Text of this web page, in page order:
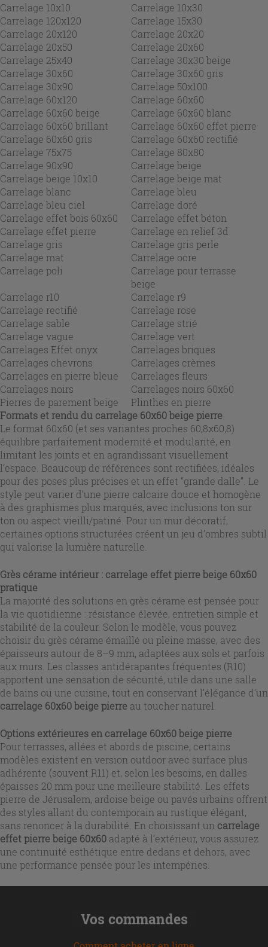
Carrelage 10x10
Carrelage 10x30
Carrelage 120x120
Carrelage 15x30
Carrelage 20x120
Carrelage 20x20
Carrelage 20x50
Carrelage 20x60
Carrelage 25x40
Carrelage 30x30 beige
Carrelage 30x60
Carrelage 30x60 gris
Carrelage 30x90
Carrelage 50x100
Carrelage 60x120
Carrelage 60x60
Carrelage 60x60 beige
Carrelage 60x60 blanc
Carrelage 60x60 brillant
Carrelage 60x60 effet pierre
Carrelage 60x60 gris
Carrelage 60x60 rectifié
Carrelage 75x75
Carrelage 80x80
Carrelage 90x90
Carrelage beige
Carrelage beige 10x10
Carrelage beige mat
Carrelage blanc
Carrelage bleu
Carrelage bleu ciel
Carrelage doré
Carrelage effet bois 60x60
Carrelage effet béton
Carrelage effet pierre
Carrelage en relief 3d
Carrelage gris
Carrelage gris perle
Carrelage mat
Carrelage ocre
Carrelage poli
Carrelage pour terrasse
beige
Carrelage r10
Carrelage r9
Carrelage rectifié
Carrelage rose
Carrelage sable
Carrelage strié
Carrelage vague
Carrelage vert
Carrelages Effet onyx
Carrelages briques
Carrelages chevrons
Carrelages crèmes
Carrelages en pierre bleue
Carrelages fleurs
Carrelages noirs
Carrelages noirs 60x60
Pierres de parement beige
Plinthes en pierre
Formats et rendu du carrelage 60x60 beige pierre
Le format 60x60 (et ses variantes proches 60,8x60,8)
équilibre parfaitement modernité et modularité, en
limitant les joints et en agrandissant visuellement
l’espace. Beaucoup de références sont rectifiées, idéales
pour des poses plus précises et un effet “grande dalle”. Le
style peut varier d’une pierre calcaire douce et homogène
à des graphismes plus marqués, avec inclusions ton sur
ton ou aspect vieilli/patiné. Pour un mur décoratif,
certaines options structurées créent un jeu d’ombres subtil
qui valorise la lumière naturelle.
Grès cérame intérieur : carrelage effet pierre beige 60x60
pratique
La majorité des solutions en grès cérame est pensée pour
la vie quotidienne : résistance élevée, entretien simple et
stabilité de la couleur. Selon le modèle, vous pouvez
choisir du grès cérame émaillé ou pleine masse, avec des
épaisseurs autour de 8–9 mm, adaptées aux sols et parfois
aux murs. Les classes antidérapantes fréquentes (R10)
apportent une sensation de sécurité, utile dans une salle
de bains ou une cuisine, tout en conservant l’élégance d’un
carrelage 60x60 beige pierre au toucher naturel.
Options extérieures en carrelage 60x60 beige pierre
Pour terrasses, allées et abords de piscine, certains
modèles existent en version outdoor avec surface plus
adhérente (souvent R11) et, selon les besoins, en dalles
épaisses 20 mm pour une meilleure stabilité. Les effets
pierre de Jérusalem, ardoise beige ou pavés urbains offrent
des styles allant du contemporain au rustique élégant,
sans renoncer à la durabilité. En choisissant un carrelage
effet pierre beige 60x60 adapté à l’extérieur, vous assurez
une continuité esthétique entre dedans et dehors, avec
une performance pensée pour les intempéries.
Vos commandes